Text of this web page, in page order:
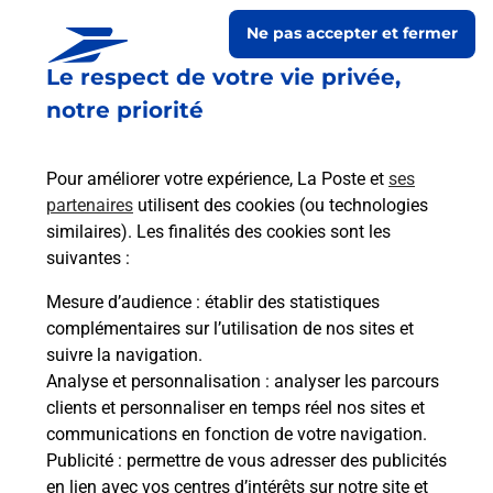
Le respect de votre vie privée,
notre priorité
Pour améliorer votre expérience, La Poste et ses
partenaires utilisent des cookies (ou technologies
similaires). Les finalités des cookies sont les
suivantes :
Mesure d’audience : établir des statistiques
complémentaires sur l’utilisation de nos sites et
suivre la navigation.
Analyse et personnalisation : analyser les parcours
clients et personnaliser en temps réel nos sites et
communications en fonction de votre navigation.
Publicité : permettre de vous adresser des publicités
en lien avec vos centres d’intérêts sur notre site et
Ne pas accepter et fermer
Prochaine collecte du courriersamedià 08h30
2 Lieu Dit Planau
33540 Saint Felix De Foncaude
Itinéraire
Le lien s'ouvre dans un nouvel onglet